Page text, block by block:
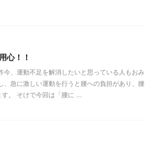
心！！
今、運動不足を解消したいと思っている人もおみ
、急に激しい運動を行うと腰への負担があり、腰
。 そけで今回は「腰に ...